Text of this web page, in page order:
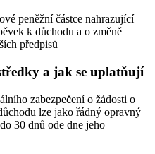
peněžní částce nahrazující
k důchodu a o změně
předpisů
a jak se uplatňují
zabezpečení o žádosti o
lze jako řádný opravný
30 dnů ode dne jeho